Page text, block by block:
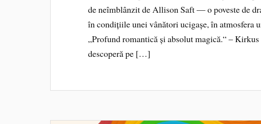
de neîmblânzit de Allison Saft — o poveste de
în condițiile unei vânători ucigașe, în atmosfera
„Profund romantică și absolut magică.“ –
descoperă pe […]